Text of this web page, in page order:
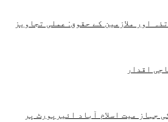
اور ملازمین کے حقوق: عملی تجاویز
اقدار
جہاز میت اسلام آباد ائیرپورٹ پر